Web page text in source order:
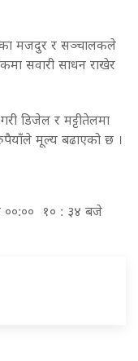
मजदुर र सञ्चालकले
सवारी साधन राखेर
डिजेल र मट्टीतेलमा
रुपैयाँले मूल्य बढाएको छ ।
००:०० १० : ३४ बजे